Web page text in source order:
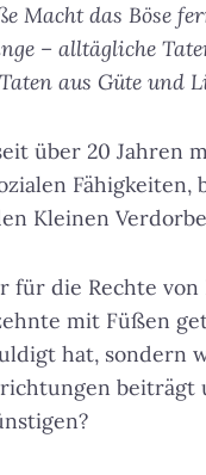
Macht das Böse
– alltägliche
aus Güte und
über 20 Jahren
Fähigkeiten,
Kleinen
für die Rechte
mit Füßen
hat, sondern